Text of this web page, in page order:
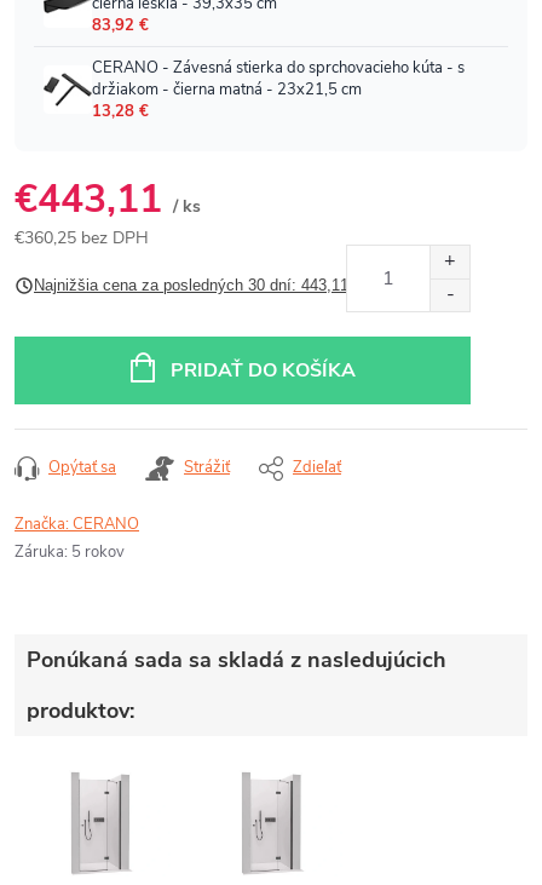
€443,11 / ks
€360,25 bez DPH
cena:Najnižšia cena za posledných 30 dní: 443,11 €
PRIDAŤ DO KOŠÍKA
Opýtať sa Strážiť Zdieľať
Značka:CERANO
Záruka: 5 rokov
Ponúkaná sada sa skladá z nasledujúcich
produktov: